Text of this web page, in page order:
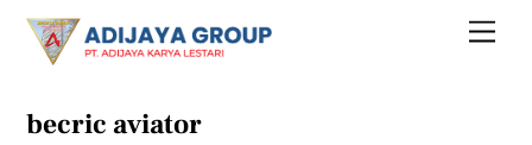
content
Menu
becric aviator